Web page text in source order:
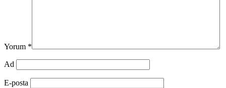
Yorum *
Ad
E-posta